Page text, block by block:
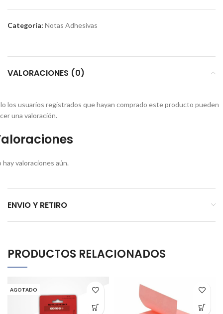
Categoría: Notas Adhesivas
VALORACIONES (0)
hay valoraciones aún.
los usuarios registrados que hayan comprado este producto pueden
una valoración.
ENVIO Y RETIRO
PRODUCTOS RELACIONADOS
AGOTADO